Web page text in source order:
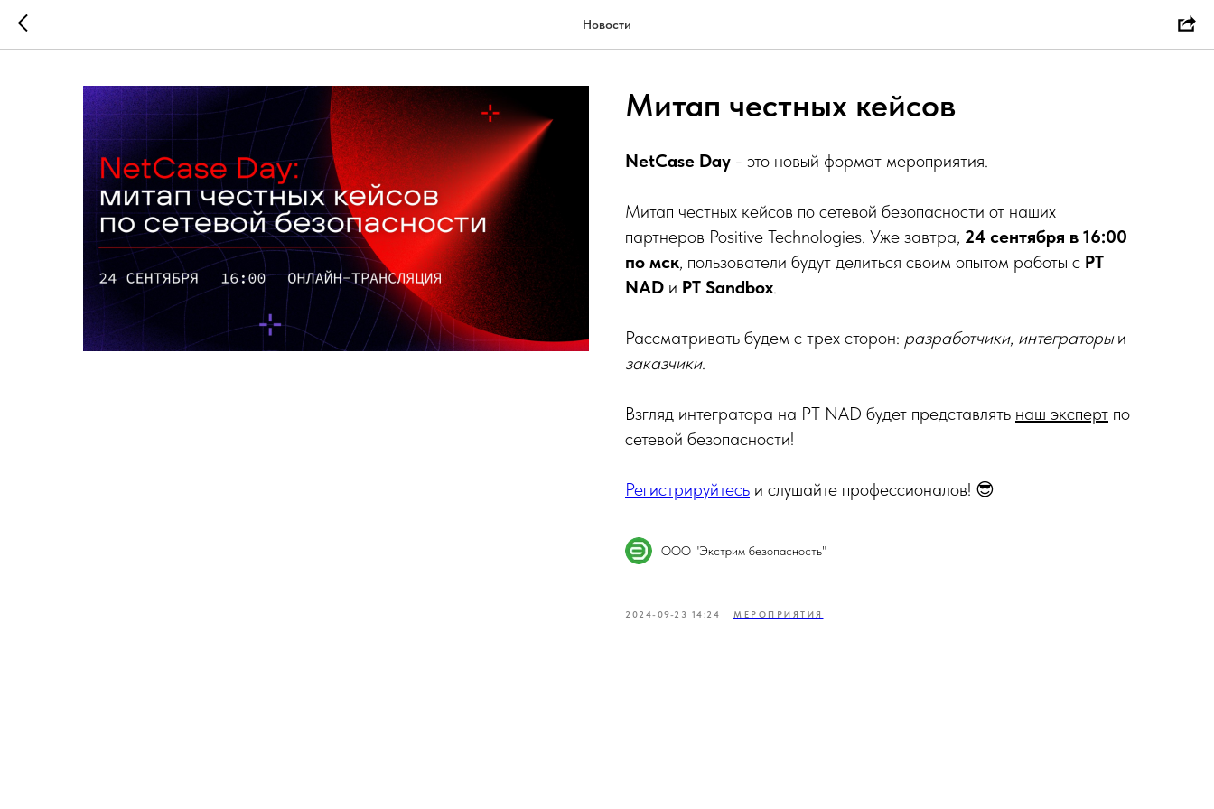
Новости
Митап честных кейсов
NetCase Day - это новый формат мероприятия.
Митап честных кейсов по сетевой безопасности от наших
партнеров Positive Technologies. Уже завтра, 24 сентября в 16:00
по мск, пользователи будут делиться своим опытом работы с PT
NAD и PT Sandbox.
Рассматривать будем с трех сторон: разработчики, интеграторыи
заказчики.
Взгляд интегратора на PT NAD будет представлять наш эксперт по
сетевой безопасности!
Регистрируйтесь и слушайте профессионалов! 😎
ООО "Экстрим безопасность"
2024-09-23 14:24 МЕРОПРИЯТИЯ